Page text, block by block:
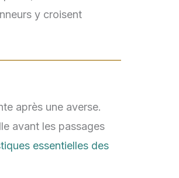
y croisent
après une averse.
avant les passages
essentielles des